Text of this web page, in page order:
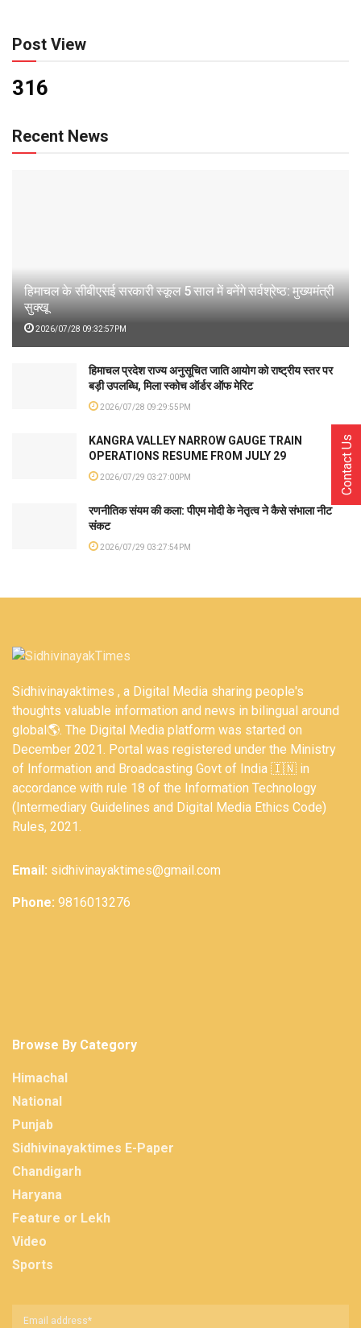
Post View
316
Recent News
हिमाचल के सीबीएसई सरकारी स्कूल 5 साल में बनेंगे सर्वश्रेष्ठ: मुख्यमंत्री
सुक्खू
2026/07/28 09:32:57PM
हिमाचल प्रदेश राज्य अनुसूचित जाति आयोग को राष्ट्रीय स्तर पर
बड़ी उपलब्धि, मिला स्कोच ऑर्डर ऑफ मेरिट
2026/07/28 09:29:55PM
KANGRA VALLEY NARROW GAUGE TRAIN
OPERATIONS RESUME FROM JULY 29
2026/07/29 03:27:00PM
रणनीतिक संयम की कला: पीएम मोदी के नेतृत्व ने कैसे संभाला नीट
संकट
2026/07/29 03:27:54PM
Sidhivinayaktimes , a Digital Media sharing people's
thoughts valuable information and news in bilingual around
global🌎. The Digital Media platform was started on
December 2021. Portal was registered under the Ministry
of Information and Broadcasting Govt of India 🇮🇳 in
accordance with rule 18 of the Information Technology
(Intermediary Guidelines and Digital Media Ethics Code)
Rules, 2021.
Email: sidhivinayaktimes@gmail.com
Phone: 9816013276
Browse By Category
Himachal
National
Punjab
Sidhivinayaktimes E-Paper
Chandigarh
Haryana
Feature or Lekh
Video
Sports
Contact Us